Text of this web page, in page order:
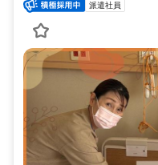
派遣社員